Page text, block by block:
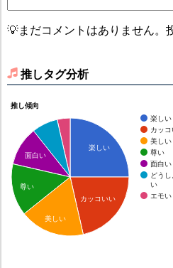
💡まだコメントはありません。
推しタグ分析
推し傾向
楽しい
カッコ
美しい
尊い
面白い
どう
い
エモい
楽しい
カッコいい
面白い
尊い
美しい